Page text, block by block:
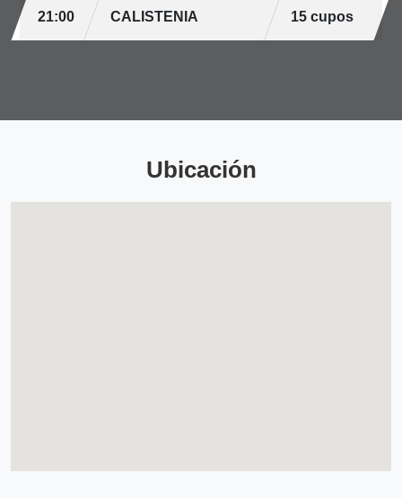
21:00 CALISTENIA 15 cupos
Ubicación